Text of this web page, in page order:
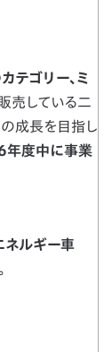
テゴリー、ミ
売している二
成長を目指し
年度中に事業
ネルギー車